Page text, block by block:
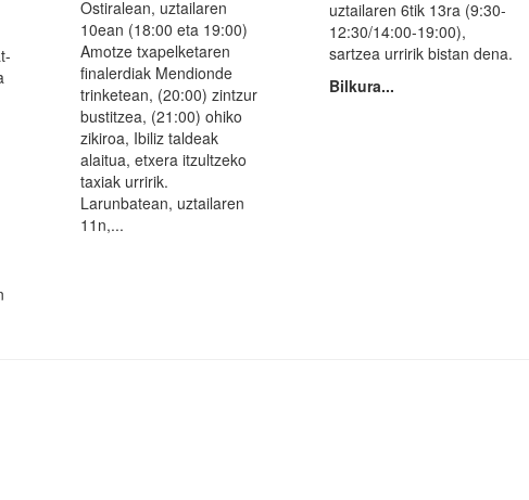
Ostiralean, uztailaren
10ean (18:00 eta 19:00)
Amotze txapelketaren
finalerdiak Mendionde
trinketean, (20:00) zintzur
bustitzea, (21:00) ohiko
zikiroa, Ibiliz taldeak
alaitua, etxera itzultzeko
taxiak urririk.
Larunbatean, uztailaren
11n,...
uztailaren 6tik 13ra (9:30-
12:30/14:00-19:00),
sartzea urririk bistan dena.
Bilkura...